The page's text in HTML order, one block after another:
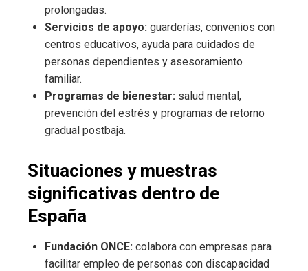
prolongadas.
Servicios de apoyo: guarderías, convenios con
centros educativos, ayuda para cuidados de
personas dependientes y asesoramiento
familiar.
Programas de bienestar: salud mental,
prevención del estrés y programas de retorno
gradual postbaja.
Situaciones y muestras
significativas dentro de
España
Fundación ONCE: colabora con empresas para
facilitar empleo de personas con discapacidad